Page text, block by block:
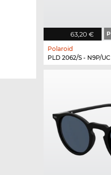
63,20 € P
Polaroid
PLD 2062/S - N9P/UC